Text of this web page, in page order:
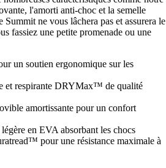
l'amorti anti-choc et la semelle
ne vous lâchera pas et assurera le
fassiez une petite promenade ou une
un soutien ergonomique sur les
et respirante DRYMax™ de qualité
amortissante pour un confort
en EVA absorbant les chocs
pour une résistance maximale à